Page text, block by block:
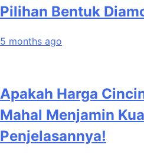
Pilihan Bentuk
5 months ago
Apakah Harga
Mahal Menjamin
Penjelasannya!